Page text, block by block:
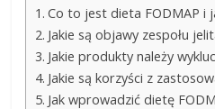
Co to jest dieta FODMAP i
Jakie są objawy zespołu
Jakie produkty należy
Jakie są korzyści z
Jak wprowadzić dietę